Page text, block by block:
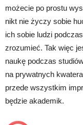
możecie po prostu
nikt nie życzy sobie
ich sobie ludzi
zrozumieć. Tak więc
naukę podczas
na prywatnych
przede wszystkim
będzie akademik.